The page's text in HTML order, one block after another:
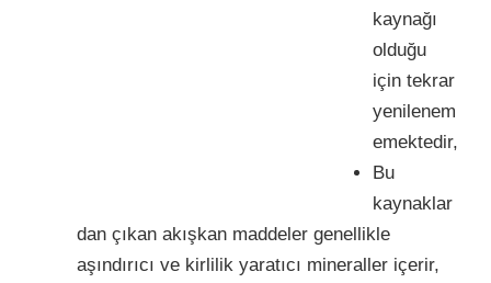
kaynağı
olduğu
için tekrar
yenilenem
emektedir,
Bu
kaynaklar
dan çıkan akışkan maddeler genellikle
aşındırıcı ve kirlilik yaratıcı mineraller içerir,